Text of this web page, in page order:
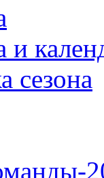
и
сезона